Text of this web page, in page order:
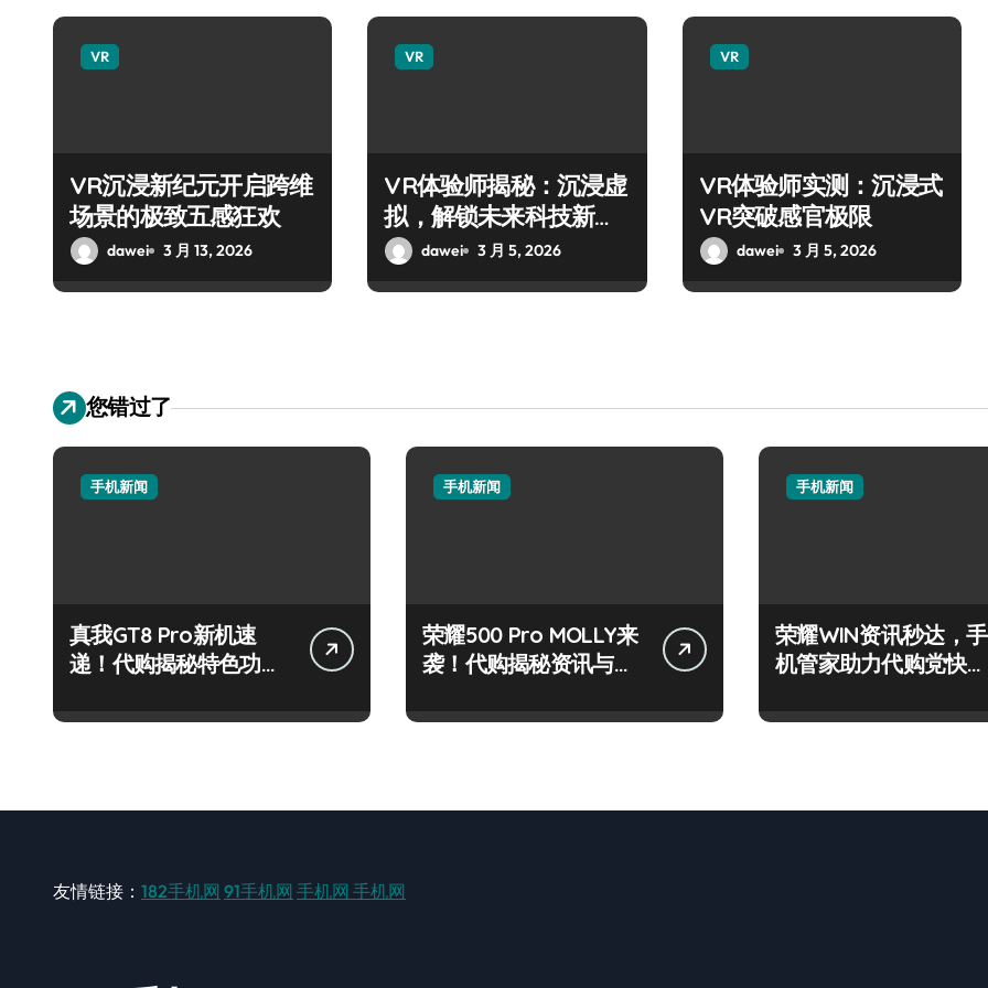
VR
VR沉浸新纪元开启跨维
场景的极致五感狂欢
dawei 3 月 13, 2026
VR
VR体验师揭秘：沉浸虚
拟，解锁未来科技新玩
法！dawei 3 月 5, 2026
VR
VR体验师实测：沉浸式
VR突破感官极限
dawei 3 月 5, 2026
您错过了
手机新闻
真我GT8 Pro新机速
递！代购揭秘特色功
手机新闻
荣耀500 Pro MOLLY来
袭！代购揭秘资讯与超
手机新闻
荣耀WIN资讯秒达，手
机管家助力代购党快人
友情链接： 182手机网 91手机网 手机网 手机网